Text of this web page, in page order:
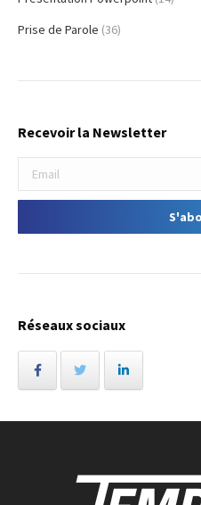
Prise de Parole (36)
Recevoir la Newsletter
Réseaux sociaux